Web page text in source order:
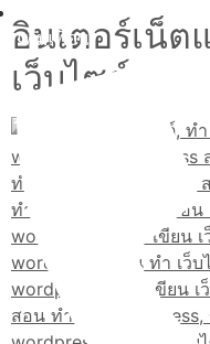
เพิ่มเพื่อน
อินเตอร์เน็ต
เว็บไซต์